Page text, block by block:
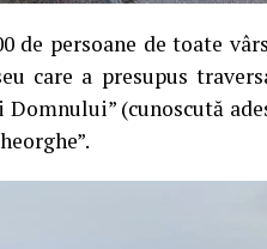
de persoane de toate
care a presupus
(cunoscută